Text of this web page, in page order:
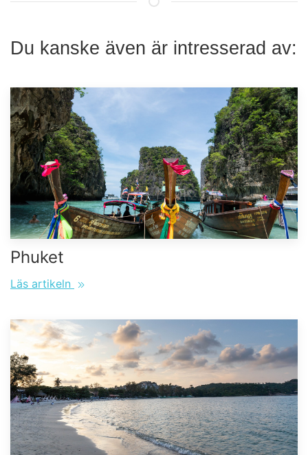
Du kanske även är intresserad av:
Phuket
Läs artikeln